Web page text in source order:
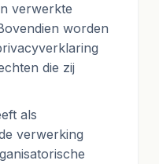
verwerkte
worden
die zij
als
verwerking